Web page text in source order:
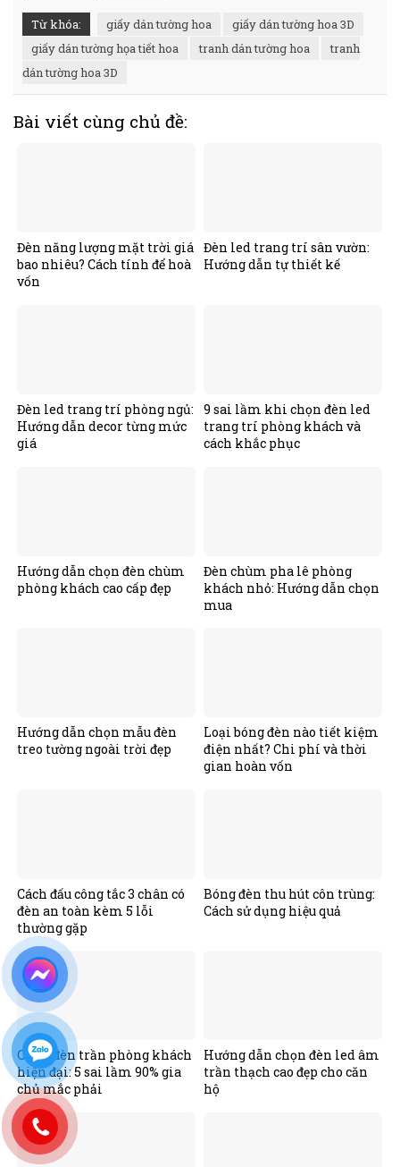
Từ khóa: giấy dán tường hoa
giấy dán tường hoa 3D
giấy dán tường họa tiết hoa
tranh dán tường hoa
tranh
dán tường hoa 3D
Bài viết cùng chủ đề:
Đèn năng lượng mặt trời giá
bao nhiêu? Cách tính để hoà
vốn
Đèn led trang trí sân vườn:
Hướng dẫn tự thiết kế
Đèn led trang trí phòng ngủ:
Hướng dẫn decor từng mức
giá
9 sai lầm khi chọn đèn led
trang trí phòng khách và
cách khắc phục
Hướng dẫn chọn đèn chùm
phòng khách cao cấp đẹp
Đèn chùm pha lê phòng
khách nhỏ: Hướng dẫn chọn
mua
Hướng dẫn chọn mẫu đèn
treo tường ngoài trời đẹp
Loại bóng đèn nào tiết kiệm
điện nhất? Chi phí và thời
gian hoàn vốn
Cách đấu công tắc 3 chân có
đèn an toàn kèm 5 lỗi
thường gặp
Bóng đèn thu hút côn trùng:
Cách sử dụng hiệu quả
Chọn đèn trần phòng khách
hiện đại: 5 sai lầm 90% gia
chủ mắc phải
Hướng dẫn chọn đèn led âm
trần thạch cao đẹp cho căn
hộ